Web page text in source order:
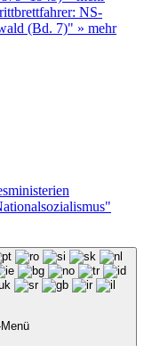
NS-
(Bd. 7)" » mehr